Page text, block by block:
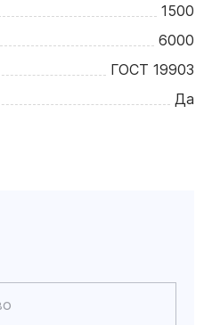
1500
6000
ГОСТ 19903
Да